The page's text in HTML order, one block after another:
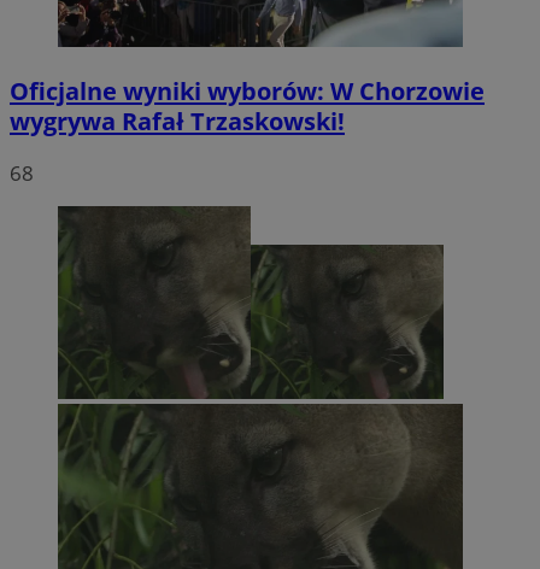
Oficjalne wyniki wyborów: W Chorzowie
wygrywa Rafał Trzaskowski!
68